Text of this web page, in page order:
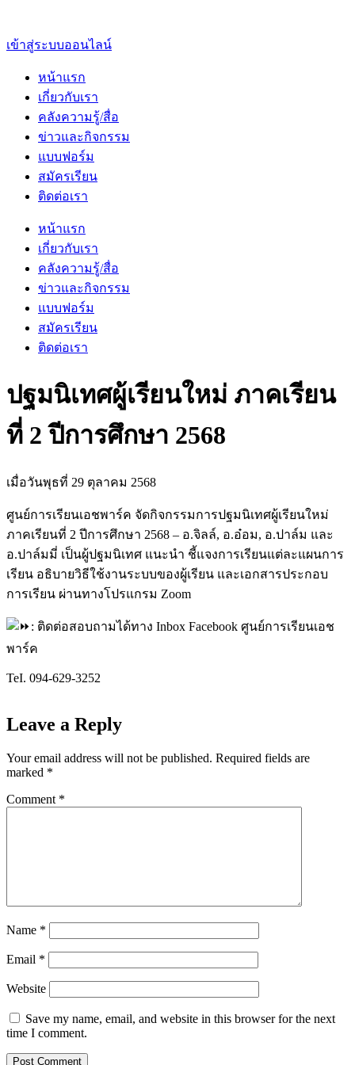
เข้าสู่ระบบออนไลน์
หน้าแรก
เกี่ยวกับเรา
คลังความรู้/สื่อ
ข่าวและกิจกรรม
แบบฟอร์ม
สมัครเรียน
ติดต่อเรา
หน้าแรก
เกี่ยวกับเรา
คลังความรู้/สื่อ
ข่าวและกิจกรรม
แบบฟอร์ม
สมัครเรียน
ติดต่อเรา
ปฐมนิเทศผู้เรียนใหม่ ภาคเรียน
ที่ 2 ปีการศึกษา 2568
เมื่อวันพุธที่ 29 ตุลาคม 2568
ศูนย์การเรียนเอชพาร์ค จัดกิจกรรมการปฐมนิเทศผู้เรียนใหม่
ภาคเรียนที่ 2 ปีการศึกษา 2568 – อ.จิลล์, อ.อ๋อม, อ.ปาล์ม และ
อ.ปาล์มมี่ เป็นผู้ปฐมนิเทศ แนะนำ ชี้แจงการเรียนแต่ละแผนการ
เรียน อธิบายวิธีใช้งานระบบของผู้เรียน และเอกสารประกอบ
การเรียน ผ่านทางโปรแกรม Zoom
: ติดต่อสอบถามได้ทาง Inbox Facebook ศูนย์การเรียนเอช
พาร์ค
TeI. 094-629-3252
Leave a Reply
Your email address will not be published. Required fields are
marked *
Comment *
Name *
Email *
Website
Save my name, email, and website in this browser for the next
time I comment.